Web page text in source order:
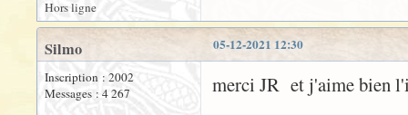
Hors ligne
05-12-2021 12:30
Silmo
Inscription : 2002
Messages : 4 267
merci JR et j'aime bien